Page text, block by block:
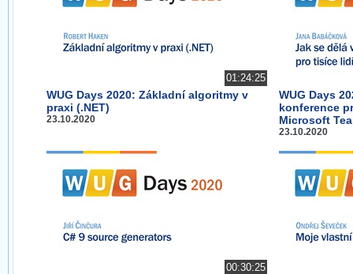
01:24:25
WUG Days 2020: Základní algoritmy v
praxi (.NET)
23.10.2020
WUG Days
konference
Microsoft
23.10.2020
00:30:25